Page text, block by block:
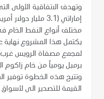
إماراتي (3.1 مليار
مختلف أنواع النفط الخام
برميل يومياً من خام زاكوم
وتتيح هذه الخطوة توفير
القيمة للتصدير الى لأسواق